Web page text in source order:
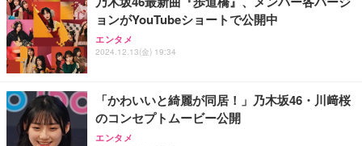
Sezlife オフィスチェア デスクチェア 疲れない テレ
ワーク チェア 強化バックレスト 30度ロッキング機
能 人間工学 椅子 腰サポート 90度跳ね上げ式アーム
務用 おしゃれ パソコンチェア (ブラック)
Sezlife オフィスチェア デスクチェア 疲れない テレ
ワーク チェア 強化バックレスト 30度ロッキング機
【純正品】27"ゲーミングモニター DualSense 充電
フック付き（CFI-ZDM1J）
【整備済み品】Dell E2724HS 27インチ 液晶モニタ
ー フルHD（1920×1080）VA 非光沢 HDMI/DisplayP
ネオ・ルーライフ ネオ・オムツ L 中型犬用 26枚入
り 単品
Smart Basic(スマートベーシック) 【Amazon.co.jp
限定】 Smart Basic アイリスオーヤマ ペットシーツ
ョンがYouTubeショートで公開中
エンタメ
2024.12.13(金) 19:34
「かわいいと綺麗が同居！」乃木坂46・川﨑桜
のコンセプトムービー公開
エンタメ